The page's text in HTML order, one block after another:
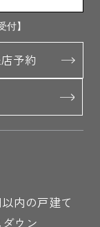
】
予約
内の戸建て
ウン